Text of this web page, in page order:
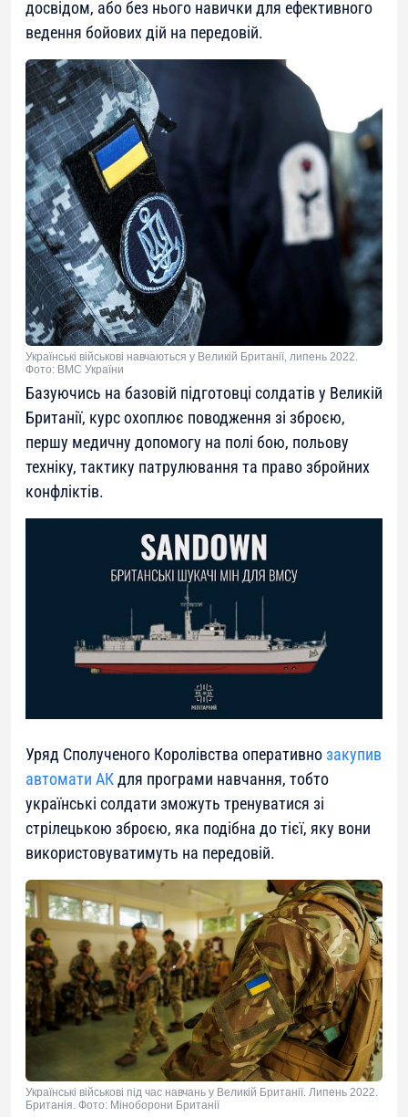
досвідом, або без нього навички для ефективного
ведення бойових дій на передовій.
Українські військові навчаються у Великій Британії, липень 2022.
Фото: ВМС України
Базуючись на базовій підготовці солдатів у Великій
Британії, курс охоплює поводження зі зброєю,
першу медичну допомогу на полі бою, польову
техніку, тактику патрулювання та право збройних
конфліктів.
Уряд Сполученого Королівства оперативнозакупив
автомати АКдля програми навчання, тобто
українські солдати зможуть тренуватися зі
стрілецькою зброєю, яка подібна до тієї, яку вони
використовуватимуть на передовій.
Українські військові під час навчань у Великій Британії. Липень 2022.
Британія. Фото: Міноборони Британії